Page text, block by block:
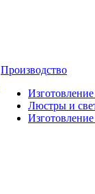
Производство
Люстры и